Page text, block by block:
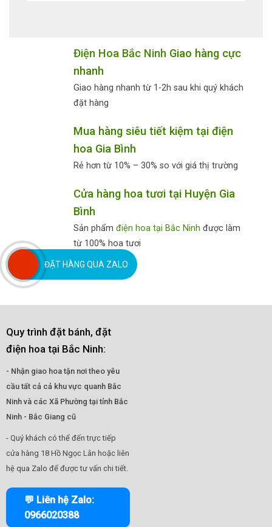
Điện Hoa Bắc Ninh Giao hàng cực
nhanh
Giao hàng nhanh từ 1-2h sau khi quý khách
đặt hàng
Mua hàng siêu tiết kiệm tại điện
hoa Gia Bình
Rẻ hơn từ 10% – 30% so với giá thị trường
Cửa hàng hoa tươi tại Huyện Gia
Bình
Sản phẩm điện hoa tại Bắc Ninh được làm
từ 100% hoa tươi
Quy trình đặt bánh, đặt
điện hoa tại Bắc Ninh:
- Nhận giao hoa tận nơi theo yêu
cầu tất cả cả khu vực quanh Bắc
Ninh và các Xã Phường tại tỉnh Bắc
Ninh - Bắc Giang cũ
- Quý khách có thể đến trực tiếp
cửa hàng 18 Hồ Ngọc Lân hoặc liên
hệ qua Zalo để được tư vấn chi tiết.
💬 Liên hệ Zalo:
0966020388
ĐẶT HÀNG QUA ZALO